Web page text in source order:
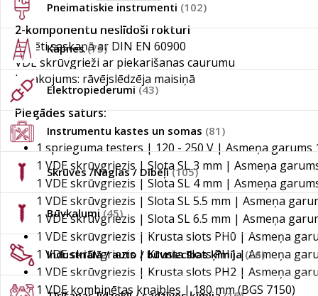
Pneimatiskie instrumenti (102)
Kāpnes(73)
Elektropiederumi (43)
Instrumentu kastes un somas (81)
Skrūves /Naglas / Dībeļi(105)
Būvkalumi(45)
Industriālā / auto / būvniecības ķīmija (26)
2-komponentu neslīdoši rokturi
Izolēti saskaņā ar DIN EN 60900
VDE skrūvgrieži ar piekarišanas caurumu
Iepakojums: rāvējslēdzēja maisiņā
Piegādes saturs:
1 sprieguma testers | 120 - 250 V | Asmeņa garums
1 VDE skrūvgriezis | Slota SL 3 mm | Asmeņa
1 VDE skrūvgriezis | Slota SL 4 mm | Asmeņa
1 VDE skrūvgriezis | Slota SL 5.5 mm | Asmeņa
1 VDE skrūvgriezis | Slota SL 6.5 mm | Asmeņa
1 VDE skrūvgriezis | Krusta slots PH0 | Asmeņa
1 VDE skrūvgriezis | Krusta slots PH1 | Asmeņa
1 VDE skrūvgriezis | Krusta slots PH2 | Asmeņa
1 VDE kombinētas knaibles | 180 mm (BGS 7150)